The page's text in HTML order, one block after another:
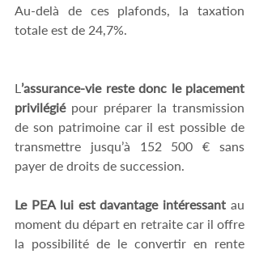
Au-delà de ces plafonds, la taxation
totale est de 24,7%.
L ’assurance-vie reste donc le placement
privilégié pour préparer la transmission
de son patrimoine car il est possible de
transmettre jusqu’à 152 500 € sans
payer de droits de succession.
Le PEA lui est davantage intéressant au
moment du départ en retraite car il offre
la possibilité de le convertir en rente